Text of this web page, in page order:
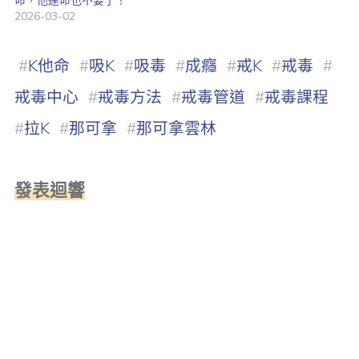
2026-03-02
#K他命 #吸K #吸毒 #成癮 #戒K #戒毒 #
戒毒中心 #戒毒方法 #戒毒管道 #戒毒課程
#拉K #那可拿 #那可拿雲林
發表迴響